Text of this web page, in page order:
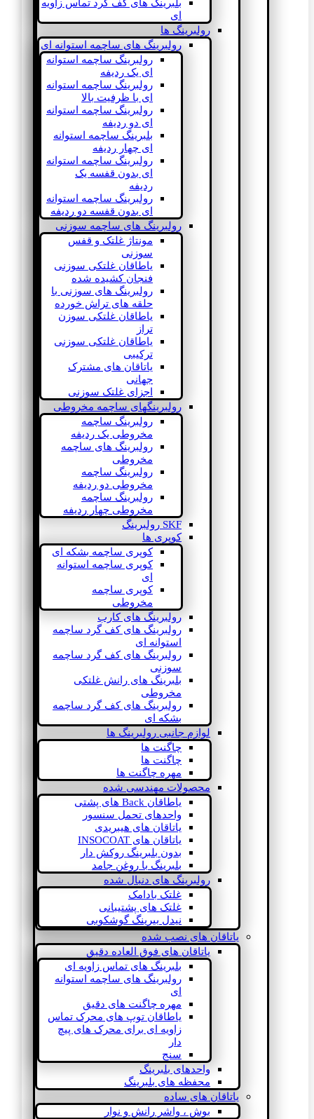
بلبرینگ های کف گرد تماس زاویه
ای
رولبرینگ ها
رولبرینگ های ساچمه استوانه ای
رولبرینگ ساچمه استوانه
ای یک ردیفه
رولبرینگ ساچمه استوانه
ای با ظرفیت بالا
رولبرینگ ساچمه استوانه
ای دو ردیفه
بلبرینگ ساچمه استوانه
ای چهار ردیفه
رولبرینگ ساچمه استوانه
ای بدون قفسه یک
ردیفه
رولبرینگ ساچمه استوانه
ای بدون قفسه دو ردیفه
رولبرینگ های ساچمه سوزنی
مونتاژ غلتک و قفس
سوزنی
یاطاقان غلتکی سوزنی
فنجان کشیده شده
رولبرینگ های سوزنی با
حلقه های تراش خورده
یاطاقان غلتکی سوزن
تراز
یاطاقان غلتکی سوزنی
ترکیبی
یاتاقان های مشترک
جهانی
اجزای غلتک سوزنی
رولبرینگهای ساچمه مخروطی
رولبرینگ ساچمه
مخروطی یک ردیفه
رولبرینگ های ساچمه
مخروطی
رولبرینگ ساچمه
مخروطی دو ردیفه
رولبرینگ ساچمه
مخروطی چهار ردیفه
SKF رولبرینگ
کوپری ها
کوپری ساچمه بشکه ای
کوپری ساچمه استوانه
ای
کوپری ساچمه
مخروطی
رولبرینگ های کارب
رولبرینگ های کف گرد ساچمه
استوانه ای
رولبرینگ های کف گرد ساچمه
سوزنی
بلبرینگ های رانش غلتکی
مخروطی
رولبرینگ های کف گرد ساچمه
بشکه ای
لوازم جانبی رولبرینگ ها
چاگنت ها
چاگنت ها
مهره چاگنت ها
محصولات مهندسی شده
یاطاقان Back های پشتی
واحدهای تحمل سنسور
یاتاقان های هیبریدی
یاتاقان های INSOCOAT
بدون بلبرینگ روکش دار
بلبرینگ با روغن جامد
رولبرینگ های دنبال شده
غلتک بادامک
غلتک های پشتیبانی
نیدل بیرینگ گوشکوبی
یاتاقان های نصب شده
یاتاقان های فوق العاده دقیق
بلبرینگ های تماس زاویه ای
رولبرینگ های ساچمه استوانه
ای
مهره چاگنت های دقیق
یاطاقان توپ های محرک تماس
زاویه ای برای محرک های پیچ
دار
سنج
واحدهای بلبرینگ
محفظه های بلبرینگ
یاتاقان های ساده
بوش ، واشر رانش و نوار